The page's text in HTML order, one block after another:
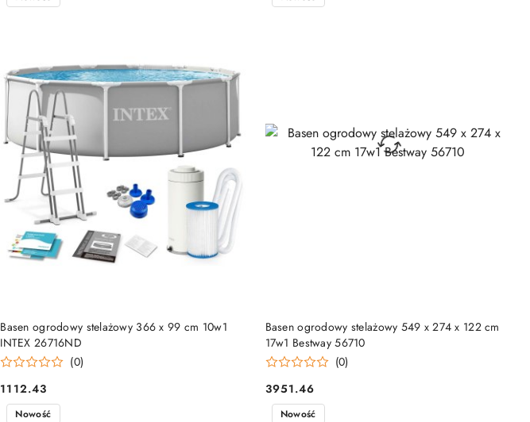
Basen ogrodowy stelażowy 366 x 99 cm 10w1
INTEX 26716ND
(0)
Cena:
1112.43
PRODUKT NIEDOSTĘPNY
Basen ogrodowy stelażowy 549 x 274 x 122 cm
17w1 Bestway 56710
(0)
Cena:
3951.46
PRODUKT NIEDOSTĘPNY
Nowość Nowość